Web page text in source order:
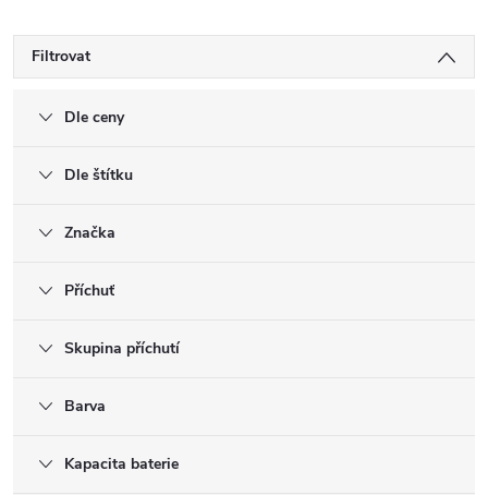
Filtrovat
Dle ceny
Dle štítku
Značka
Příchuť
Skupina příchutí
Barva
Kapacita baterie